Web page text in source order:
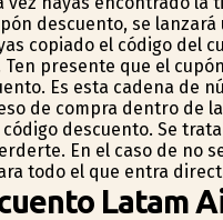
descuento, se
copiado el código del
presente que el
Es esta cadena de
de compra dentro de
descuento. Se
En el caso de no
todo el que entra
Latam